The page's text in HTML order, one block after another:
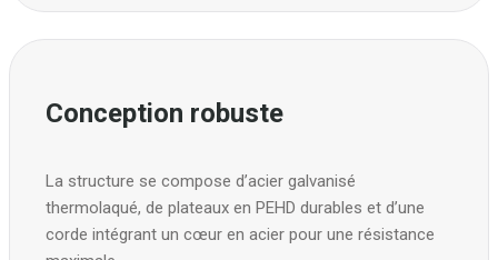
Conception robuste
La structure se compose d’acier galvanisé
thermolaqué, de plateaux en PEHD durables et d’une
corde intégrant un cœur en acier pour une résistance